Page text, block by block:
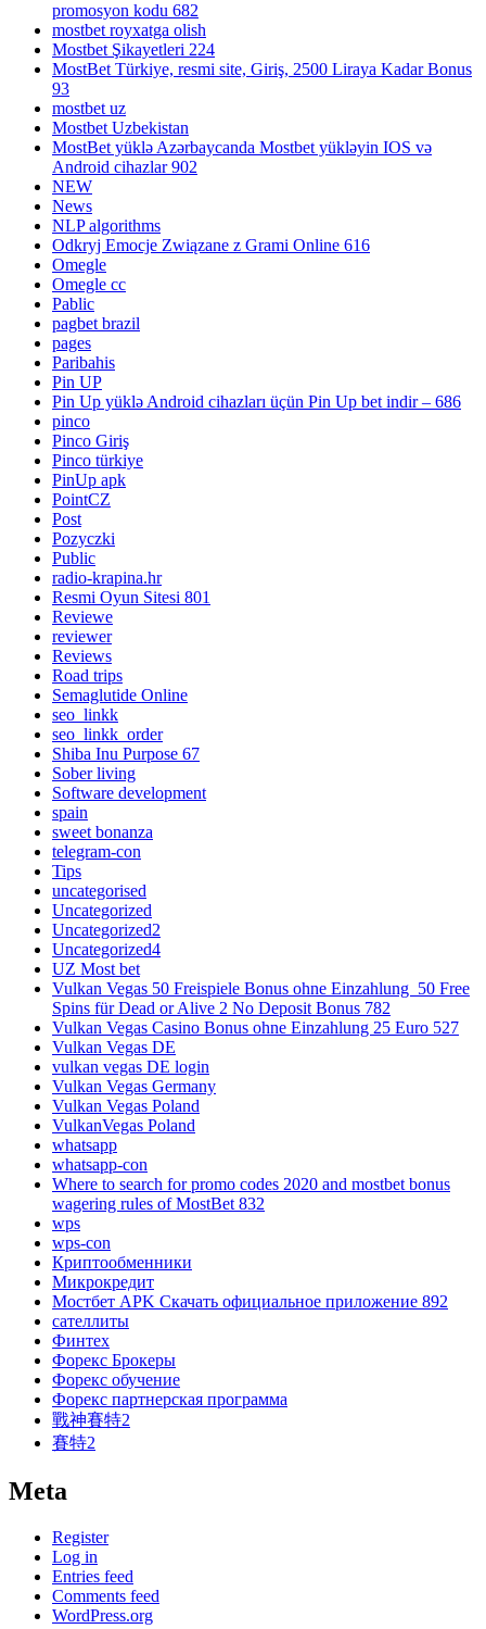
promosyon kodu 682
mostbet royxatga olish
Mostbet Şikayetleri 224
MostBet Türkiye, resmi site, Giriş, 2500 Liraya Kadar Bonus
93
mostbet uz
Mostbet Uzbekistan
MostBet yüklə Azərbaycanda Mostbet yükləyin IOS və
Android cihazlar 902
NEW
News
NLP algorithms
Odkryj Emocje Związane z Grami Online 616
Omegle
Omegle cc
Pablic
pagbet brazil
pages
Paribahis
Pin UP
Pin Up yüklə Android cihazları üçün Pin Up bet indir – 686
pinco
Pinco Giriş
Pinco türkiye
PinUp apk
PointCZ
Post
Pozyczki
Public
radio-krapina.hr
Resmi Oyun Sitesi 801
Reviewe
reviewer
Reviews
Road trips
Semaglutide Online
seo_linkk
seo_linkk_order
Shiba Inu Purpose 67
Sober living
Software development
spain
sweet bonanza
telegram-con
Tips
uncategorised
Uncategorized
Uncategorized2
Uncategorized4
UZ Most bet
Vulkan Vegas 50 Freispiele Bonus ohne Einzahlung ️ 50 Free
Spins für Dead or Alive 2 No Deposit Bonus 782
Vulkan Vegas Casino Bonus ohne Einzahlung 25 Euro 527
Vulkan Vegas DE
vulkan vegas DE login
Vulkan Vegas Germany
Vulkan Vegas Poland
VulkanVegas Poland
whatsapp
whatsapp-con
Where to search for promo codes 2020 and mostbet bonus
wagering rules of MostBet 832
wps
wps-con
Криптообменники
Микрокредит
Мостбет APK Скачать официальное приложение 892
сателлиты
Финтех
Форекс Брокеры
Форекс обучение
Форекс партнерская программа
戰神賽特2
賽特2
Meta
Register
Log in
Entries feed
Comments feed
WordPress.org